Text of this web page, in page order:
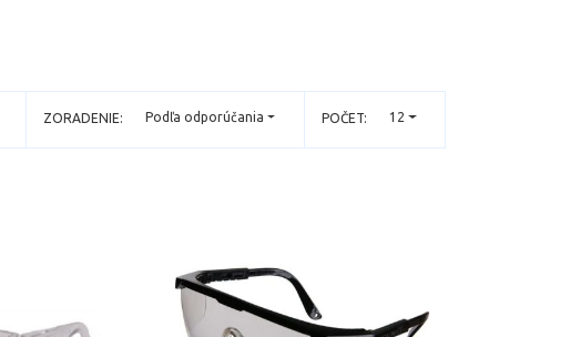
POČET: 12
ZORADENIE: Podľa odporúčania